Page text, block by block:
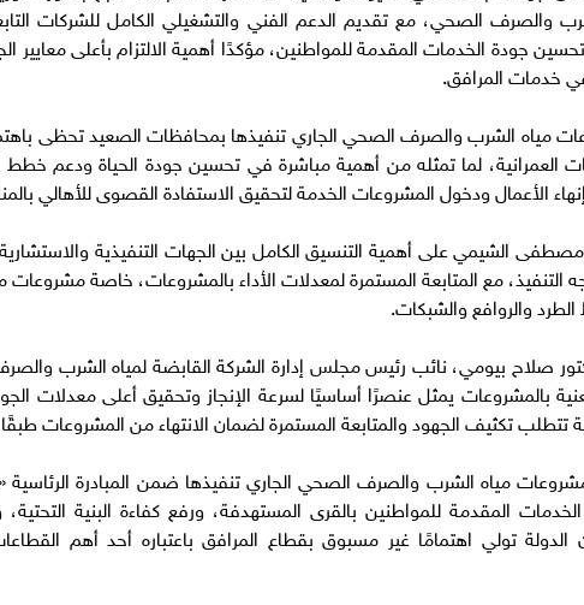
والصرف الصحي، مع تقديم الدعم الفني والتشغيلي الكامل للشركات
جودة الخدمات المقدمة للمواطنين، مؤكدًا أهمية الالتزام بأعلى معايير
خدمات المرافق.
مياه الشرب والصرف الصحي الجاري تنفيذها بمحافظات الصعيد تحظى
العمرانية، لما تمثله من أهمية مباشرة في تحسين جودة الحياة ودعم خطط
الأعمال ودخول المشروعات الخدمة لتحقيق الاستفادة القصوى للأهالي
الشيمي على أهمية التنسيق الكامل بين الجهات التنفيذية والاستشارية
مع المتابعة المستمرة لمعدلات الأداء بالمشروعات، خاصة
والروافع والشبكات.
صلاح بيومي، نائب رئيس مجلس إدارة الشركة القابضة لمياه الشرب
بالمشروعات يمثل عنصرًا أساسيًا لسرعة الإنجاز وتحقيق أعلى معدلات
تتطلب تكثيف الجهود والمتابعة المستمرة لضمان الانتهاء من المشروعات طبقًا
مياه الشرب والصرف الصحي الجاري تنفيذها ضمن المبادرة
المقدمة للمواطنين بالقرى المستهدفة، ورفع كفاءة البنية التحتية،
تولي اهتمامًا غير مسبوق بقطاع المرافق باعتباره أحد أهم